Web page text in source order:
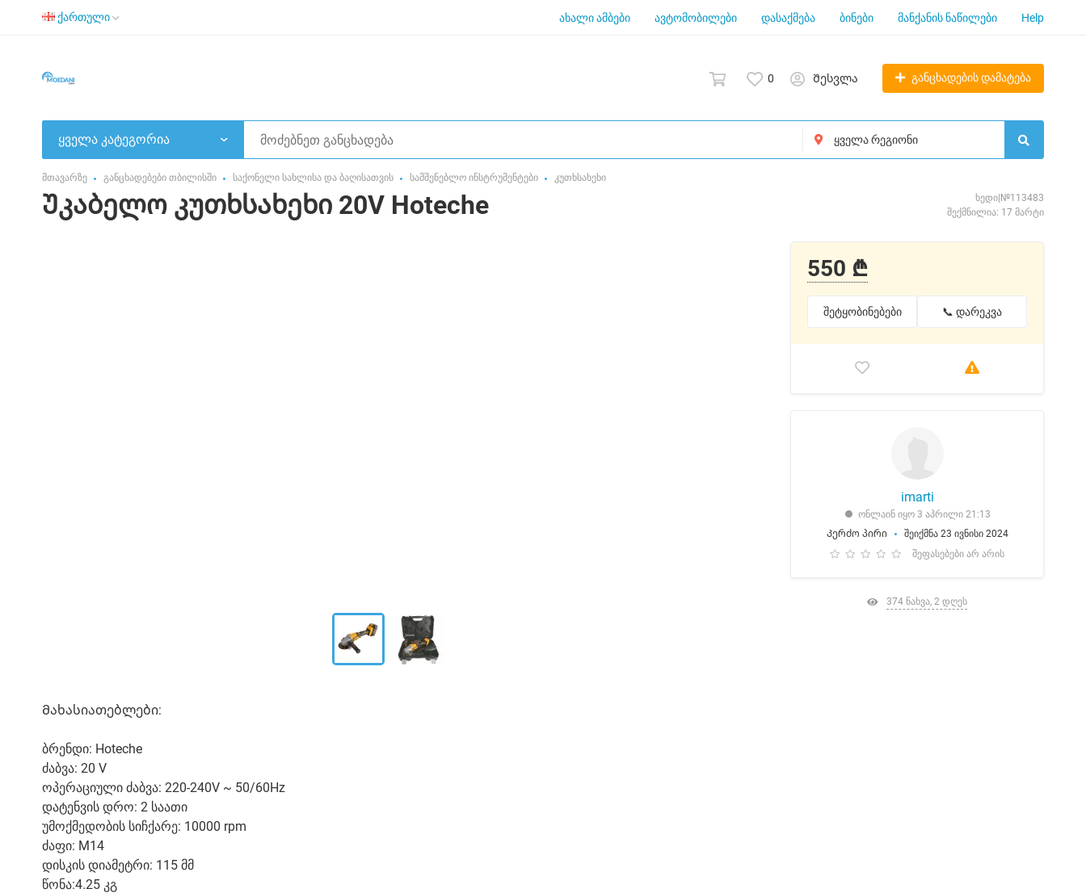
ქართული ახალი ამბები ავტომობილები დასაქმება ბინები მანქანის ნაწილები Help
0 Შესვლა განცხადების დამატება
ყველა კატეგორია
მთავარზე განცხადებები თბილისში საქონელი სახლისა და ბაღისათვის სამშენებლო ინსტრუმენტები კუთხსახეხი
Უკაბელო კუთხსახეხი 20V Hoteche
ხედი|№113483
შექმნილია: 17 მარტი
Მახასიათებლები:
ბრენდი: Hoteche
ძაბვა: 20 V
ოპერაციული ძაბვა: 220-240V ~ 50/60Hz
დატენვის დრო: 2 საათი
უმოქმედობის სიჩქარე: 10000 rpm
ძაფი: M14
დისკის დიამეტრი: 115 მმ
წონა:4.25 კგ
550 ₾
შეტყობინებები 📞 დარეკვა
imarti
ონლაინ იყო 3 აპრილი 21:13
Კერძო პირი
შეიქმნა 23 ივნისი 2024
შეფასებები არ არის
374 ნახვა, 2 დღეს